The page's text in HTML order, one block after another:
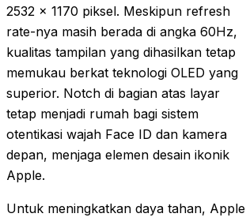
2532 x 1170 piksel. Meskipun refresh
rate-nya masih berada di angka 60Hz,
kualitas tampilan yang dihasilkan tetap
memukau berkat teknologi OLED yang
superior. Notch di bagian atas layar
tetap menjadi rumah bagi sistem
otentikasi wajah Face ID dan kamera
depan, menjaga elemen desain ikonik
Apple.
Untuk meningkatkan daya tahan, Apple